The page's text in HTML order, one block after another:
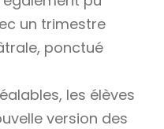
un trimestre
ponctué
les élèves
version des